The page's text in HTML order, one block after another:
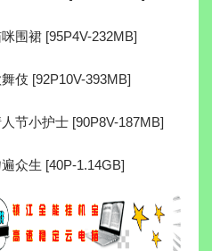
围裙 [95P4V-232MB]
伎 [92P10V-393MB]
节小护士 [90P8V-187MB]
众生 [40P-1.14GB]